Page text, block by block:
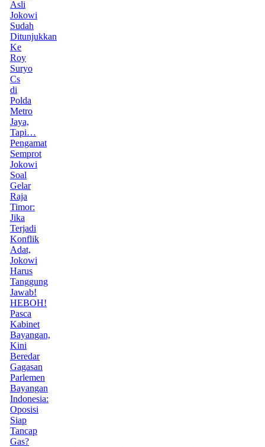
Asli
Jokowi
Sudah
Ditunjukkan
Ke
Roy
Suryo
Cs
di
Polda
Metro
Jaya,
Tapi…
Pengamat
Semprot
Jokowi
Soal
Gelar
Raja
Timor:
Jika
Terjadi
Konflik
Adat,
Jokowi
Harus
Tanggung
Jawab!
HEBOH!
Pasca
Kabinet
Bayangan,
Kini
Beredar
Gagasan
Parlemen
Bayangan
Indonesia:
Oposisi
Siap
Tancap
Gas?